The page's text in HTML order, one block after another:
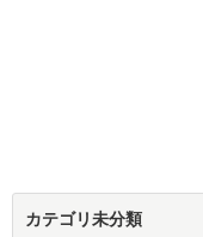
カテゴリ未分類